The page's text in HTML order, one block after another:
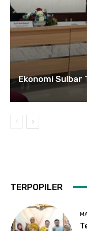
Ekonomi Sulbar
TERPOPILER